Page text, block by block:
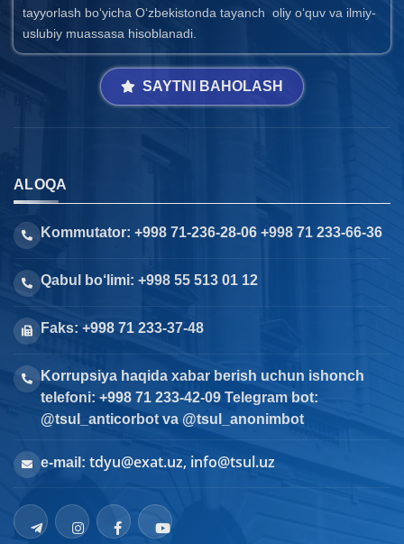
tayyorlash bo‘yicha O‘zbekistonda tayanch oliy o‘quv va ilmiy-
uslubiy muassasa hisoblanadi.
SAYTNI BAHOLASH
ALOQA
Kommutator: +998 71-236-28-06 +998 71 233-66-36
Qabul bo‘limi: +998 55 513 01 12
Faks: +998 71 233-37-48
Korrupsiya haqida xabar berish uchun ishonch
telefoni: +998 71 233-42-09 Telegram bot:
@tsul_anticorbot va @tsul_anonimbot
e-mail: tdyu@exat.uz, info@tsul.uz